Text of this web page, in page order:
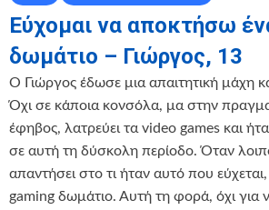
Εύχομαι να αποκτήσω
δωμάτιο – Γιώργος, 13
Ο Γιώργος έδωσε μια απαιτητική μάχη
Όχι σε κάποια κονσόλα, μα στην
έφηβος, λατρεύει τα video games και
σε αυτή τη δύσκολη περίοδο. Όταν
απαντήσει στο τι ήταν αυτό που εύχεται,
gaming δωμάτιο. Αυτή τη φορά, όχι για